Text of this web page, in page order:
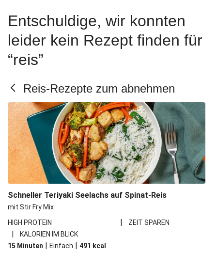
Entschuldige, wir konnten
leider kein Rezept finden für
“reis”
Reis-Rezepte zum abnehmen
Schneller Teriyaki Seelachs auf Spinat-Reis
mit Stir Fry Mix
HIGH PROTEIN
| ZEIT SPAREN
|
KALORIEN IM BLICK
15 Minuten | Einfach | 491 kcal